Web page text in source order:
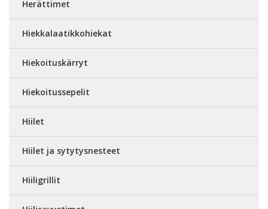
Herättimet
Hiekkalaatikkohiekat
Hiekoituskärryt
Hiekoitussepelit
Hiilet
Hiilet ja sytytysnesteet
Hiiligrillit